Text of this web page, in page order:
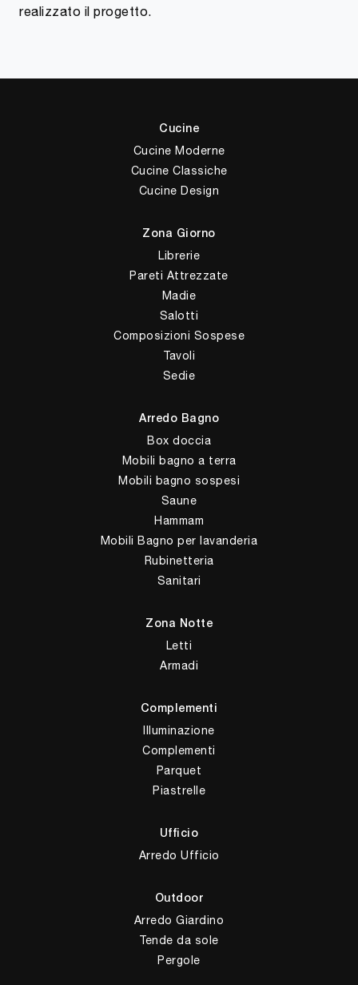
realizzato il progetto.
Cucine
Cucine Moderne
Cucine Classiche
Cucine Design
Zona Giorno
Librerie
Pareti Attrezzate
Madie
Salotti
Composizioni Sospese
Tavoli
Sedie
Arredo Bagno
Box doccia
Mobili bagno a terra
Mobili bagno sospesi
Saune
Hammam
Mobili Bagno per lavanderia
Rubinetteria
Sanitari
Zona Notte
Letti
Armadi
Complementi
Illuminazione
Complementi
Parquet
Piastrelle
Ufficio
Arredo Ufficio
Outdoor
Arredo Giardino
Tende da sole
Pergole